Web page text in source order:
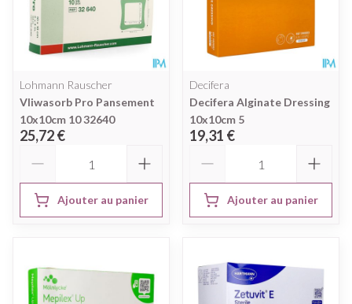
Lohmann Rauscher
Vliwasorb Pro Pansement
10x10cm 10 32640
25,72 €
Ajouter au panier
Decifera
Decifera Alginate Dressing
10x10cm 5
19,31 €
Ajouter au panier